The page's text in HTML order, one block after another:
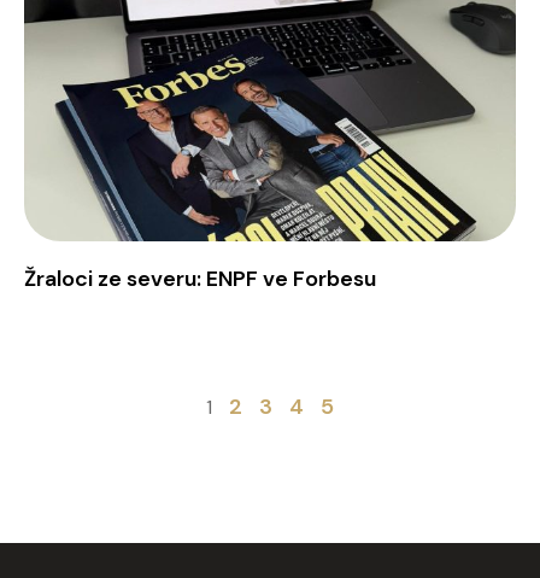
Žraloci ze severu: ENPF ve Forbesu
1 2 3 4 5